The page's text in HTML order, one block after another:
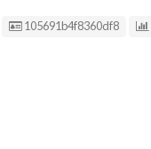
ID da Listagem
105691b4f8360df8